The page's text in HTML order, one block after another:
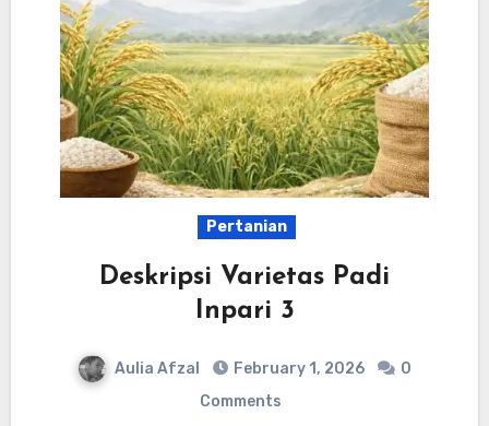
Pertanian
Deskripsi Varietas Padi
Inpari 3
Aulia Afzal February 1, 2026
0
Comments